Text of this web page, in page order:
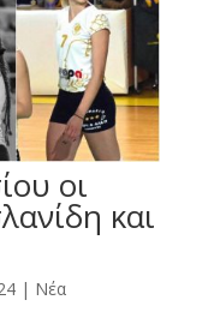
οι
και
| Νέα